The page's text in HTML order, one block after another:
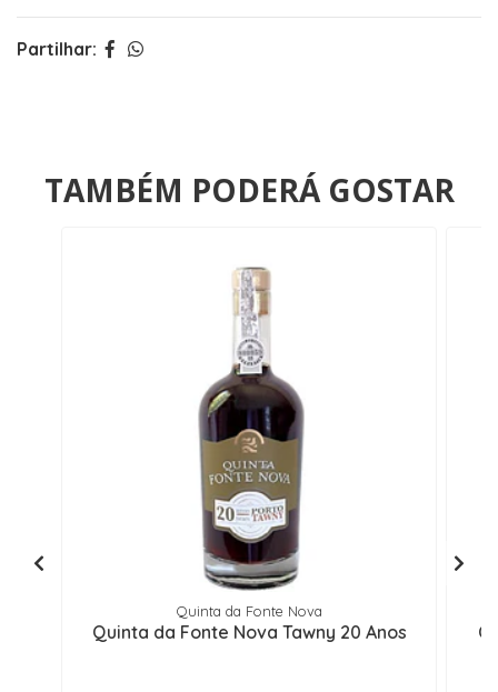
Partilhar:
TAMBÉM PODERÁ GOSTAR
Quinta da Fonte Nova
Quinta da Fonte Nova Tawny 20 Anos